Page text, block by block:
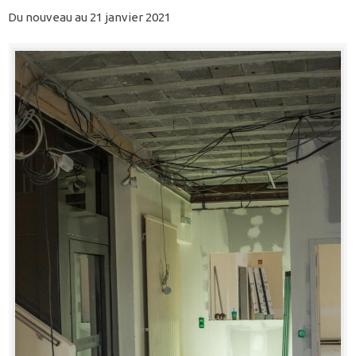
Du nouveau au 21 janvier 2021